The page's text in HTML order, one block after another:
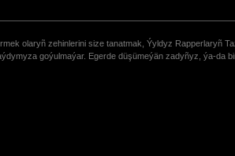
olaryñ zehinlerini size tanatmak, Ýyldyz Rapperlaryñ
goýulmaýar. Egerde düşümeýän zadyñyz, ýa-